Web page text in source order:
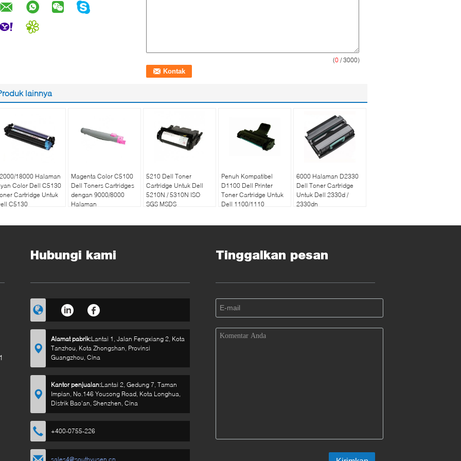
(0 / 3000)
lainnya
18000 Halaman
Color Dell C5130
Cartridge Untuk
C5130
Magenta Color C5100
Dell Toners Cartridges
dengan 9000/8000
Halaman
5210 Dell Toner
Cartridge Untuk Dell
5210N / 5310N ISO
SGS MSDS
Penuh Kompatibel
D1100 Dell Printer
Toner Cartridge Untuk
Dell 1100/1110
6000 Halaman D2330
Dell Toner Cartridge
Untuk Dell 2330d /
2330dn
Hubungi kami
Alamat pabrik:Lantai 1, Jalan Fengxiang 2, Kota
Tanzhou, Kota Zhongshan, Provinsi
Guangzhou, Cina
Kantor penjualan:Lantai 2, Gedung 7, Taman
Impian, No.146 Yousong Road, Kota Longhua,
Distrik Bao'an, Shenzhen, Cina
+400-0755-226
sales4@southyusen.cn
Tinggalkan pesan